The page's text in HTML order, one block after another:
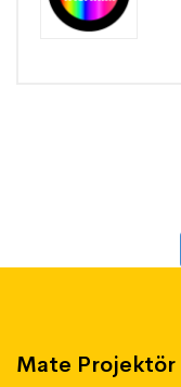
Mate Projektör